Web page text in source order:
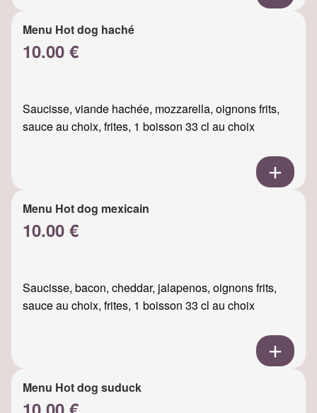
Menu Hot dog haché
10.00 €
Saucisse, viande hachée, mozzarella, oignons frits,
sauce au choix, frites, 1 boisson 33 cl au choix
Menu Hot dog mexicain
10.00 €
Saucisse, bacon, cheddar, jalapenos, oignons frits,
sauce au choix, frites, 1 boisson 33 cl au choix
Menu Hot dog suduck